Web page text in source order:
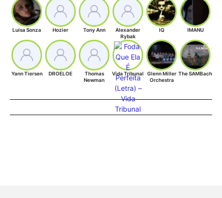
Luísa Sonza Hozier Tony Ann
Alexander
Rybak
IQ IMANU
Yann Tiersen DROELOE
Thomas
Newman
Vida Tribunal
Glenn Miller
Orchestra
The SAMBach